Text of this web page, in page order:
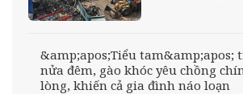
&amp;apos;Tiểu tam&amp;apos;
nửa đêm, gào khóc yêu chồng
lòng, khiến cả gia đình náo loạn